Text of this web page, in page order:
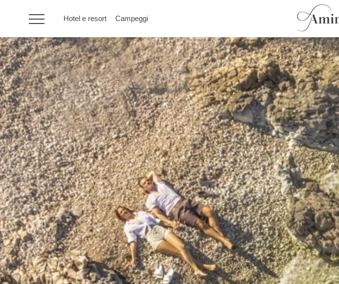
Hotel e resort Campeggi
HR
Hotel e resort
Campeggi
Offerte speciali
Destinazioni
Tipi di vacanza
Marchi
Programma Ami Loyalty
Blog